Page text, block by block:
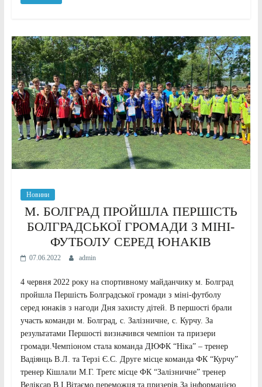
Новини
М. БОЛГРАД ПРОЙШЛА ПЕРШІСТЬ
БОЛГРАДСЬКОЇ ГРОМАДИ З МІНІ-
ФУТБОЛУ СЕРЕД ЮНАКІВ
07.06.2022 admin
4 червня 2022 року на спортивному майданчику м. Болград
пройшла Першість Болградської громади з міні-футболу
серед юнаків з нагоди Дня захисту дітей. В першості брали
участь команди м. Болград, с. Залізничне, с. Курчу. За
результатами Першості визначився чемпіон та призери
громади.Чемпіоном стала команда ДЮФК “Ніка” – тренер
Вадіянць В.Л. та Терзі Є.С. Друге місце команда ФК “Курчу”
тренер Кішлали М.Г. Третє місце ФК “Залізничне” тренер
Веліксар В.І.Вітаємо переможця та призерів.За інформацією